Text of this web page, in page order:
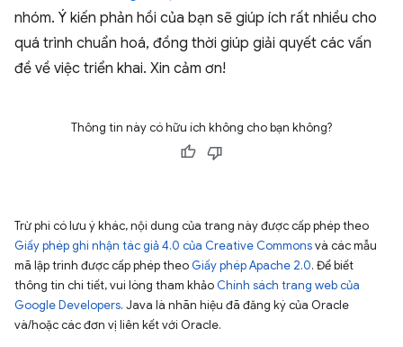
nhóm. Ý kiến phản hồi của bạn sẽ giúp ích rất nhiều cho
quá trình chuẩn hoá, đồng thời giúp giải quyết các vấn
đề về việc triển khai. Xin cảm ơn!
Thông tin này có hữu ích không cho bạn không?
Trừ phi có lưu ý khác, nội dung của trang này được cấp phép theo
Giấy phép ghi nhận tác giả 4.0 của Creative Commonsvà các mẫu
mã lập trình được cấp phép theo Giấy phép Apache 2.0. Để biết
thông tin chi tiết, vui lòng tham khảo Chính sách trang web của
Google Developers. Java là nhãn hiệu đã đăng ký của Oracle
và/hoặc các đơn vị liên kết với Oracle.